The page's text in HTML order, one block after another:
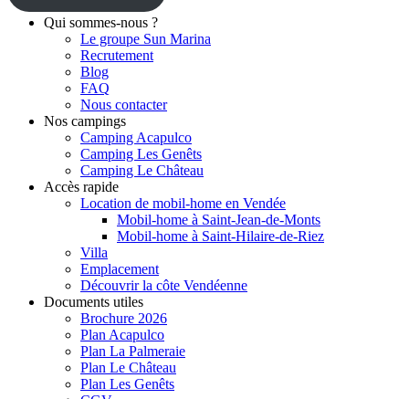
Qui sommes-nous ?
Le groupe Sun Marina
Recrutement
Blog
FAQ
Nous contacter
Nos campings
Camping Acapulco
Camping Les Genêts
Camping Le Château
Accès rapide
Location de mobil-home en Vendée
Mobil-home à Saint-Jean-de-Monts
Mobil-home à Saint-Hilaire-de-Riez
Villa
Emplacement
Découvrir la côte Vendéenne
Documents utiles
Brochure 2026
Plan Acapulco
Plan La Palmeraie
Plan Le Château
Plan Les Genêts